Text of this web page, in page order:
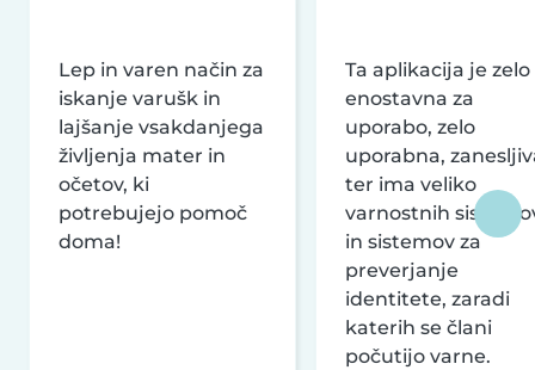
Lep in varen način za
iskanje varušk in
lajšanje vsakdanjega
življenja mater in
očetov, ki
potrebujejo pomoč
doma!
Ta aplikacija je zelo
enostavna za
uporabo, zelo
uporabna,
ter ima veliko
varnostnih
in sistemov za
preverjanje
identitete, zaradi
katerih se člani
počutijo varne.